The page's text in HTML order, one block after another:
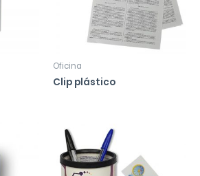
Oficina
Clip plástico